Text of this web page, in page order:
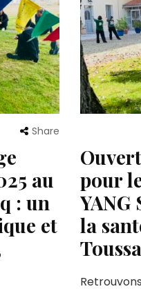
Share
au
: un
et
pour
YANG
la